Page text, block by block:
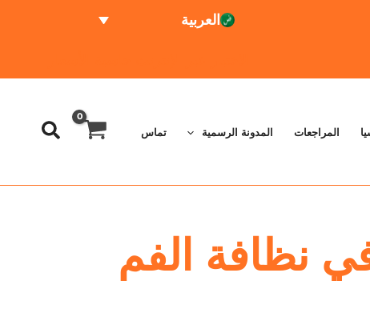
العربية
المراجعات المدونة الرسمية تماس
نظافة الفم